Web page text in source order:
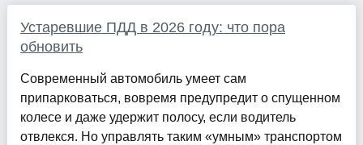
Устаревшие ПДД в 2026 году: что пора
обновить
Современный автомобиль умеет сам
припарковаться, вовремя предупредит о спущенном
колесе и даже удержит полосу, если водитель
отвлекся. Но управлять таким «умным» транспортом